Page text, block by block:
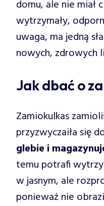
domu, ale nie miał
wytrzymały,
uwaga, ma jedną
nowych, zdrowych
Jak dbać o
Zamiokulkas
przyzwyczaiła się
glebie i
temu potrafi
w jasnym, ale
ponieważ nie